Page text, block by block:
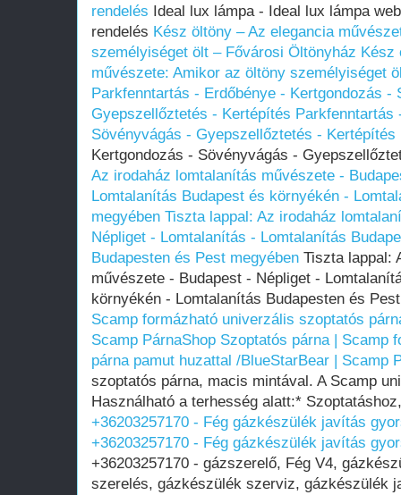
rendelés Ideal lux lámpa - Ideal lux lámpa
rendelés Kész öltöny – Az elegancia
személyiséget ölt – Fővárosi Öltönyház Kész
művészete: Amikor az öltöny személyiséget
Parkfenntartás - Erdőbénye - Kertgondozás -
Gyepszellőztetés - Kertépítés Parkfenntartás
Sövényvágás - Gyepszellőztetés - Kertépítés
Kertgondozás - Sövényvágás -
Az irodaház lomtalanítás művészete -
Lomtalanítás Budapest és környékén -
megyében Tiszta lappal: Az irodaház
Népliget - Lomtalanítás - Lomtalanítás
Budapesten és Pest megyében Tiszta lappal:
művészete - Budapest - Népliget -
környékén - Lomtalanítás Budapesten és
Scamp formázható univerzális szoptatós
Scamp PárnaShop Szoptatós párna | Scamp
párna pamut huzattal /BlueStarBear | Scamp
szoptatós párna, macis mintával. A Scamp
Használható a terhesség alatt:*
+36203257170 - Fég gázkészülék javítás
+36203257170 - Fég gázkészülék javítás
+36203257170 - gázszerelő, Fég V4,
szerelés, gázkészülék szerviz, gázkészülék